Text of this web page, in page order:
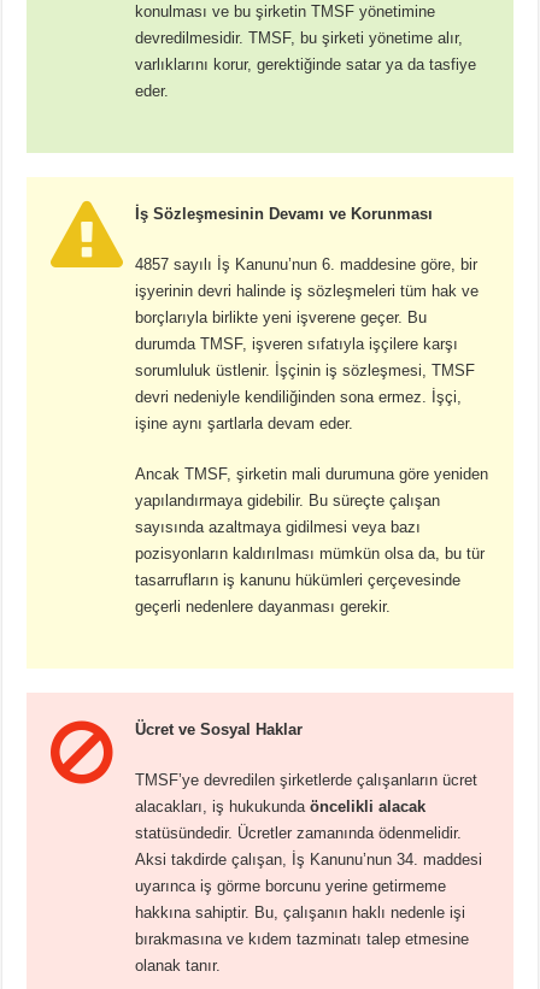
konulması ve bu şirketin TMSF yönetimine
devredilmesidir. TMSF, bu şirketi yönetime alır,
varlıklarını korur, gerektiğinde satar ya da tasfiye
eder.
İş Sözleşmesinin Devamı ve Korunması
4857 sayılı İş Kanunu’nun 6. maddesine göre, bir
işyerinin devri halinde iş sözleşmeleri tüm hak ve
borçlarıyla birlikte yeni işverene geçer. Bu
durumda TMSF, işveren sıfatıyla işçilere karşı
sorumluluk üstlenir. İşçinin iş sözleşmesi, TMSF
devri nedeniyle kendiliğinden sona ermez. İşçi,
işine aynı şartlarla devam eder.
Ancak TMSF, şirketin mali durumuna göre yeniden
yapılandırmaya gidebilir. Bu süreçte çalışan
sayısında azaltmaya gidilmesi veya bazı
pozisyonların kaldırılması mümkün olsa da, bu tür
tasarrufların iş kanunu hükümleri çerçevesinde
geçerli nedenlere dayanması gerekir.
Ücret ve Sosyal Haklar
TMSF’ye devredilen şirketlerde çalışanların ücret
alacakları, iş hukukundaöncelikli alacak
statüsündedir. Ücretler zamanında ödenmelidir.
Aksi takdirde çalışan, İş Kanunu’nun 34. maddesi
uyarınca iş görme borcunu yerine getirmeme
hakkına sahiptir. Bu, çalışanın haklı nedenle işi
bırakmasına ve kıdem tazminatı talep etmesine
olanak tanır.